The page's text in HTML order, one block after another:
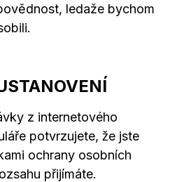
ledaže bychom
z internetového
potvrzujete, že jste
ochrany osobních
přijímáte.